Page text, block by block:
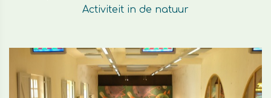
Activiteit in de natuur